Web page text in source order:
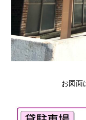
お図面